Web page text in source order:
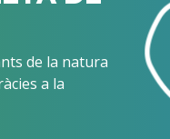
de la natura
a la